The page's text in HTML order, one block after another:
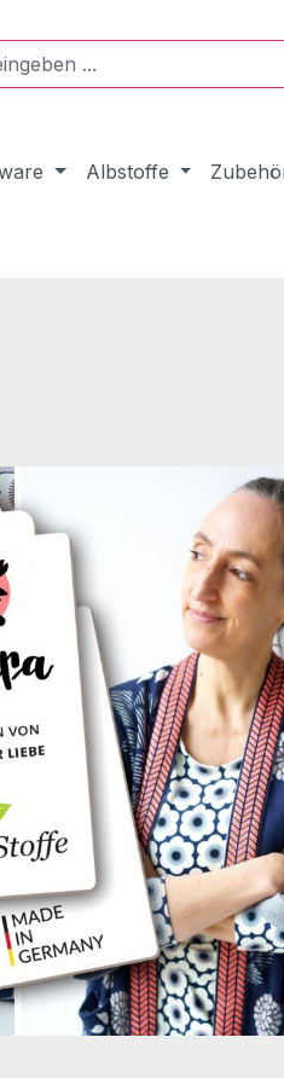
Albstoffe